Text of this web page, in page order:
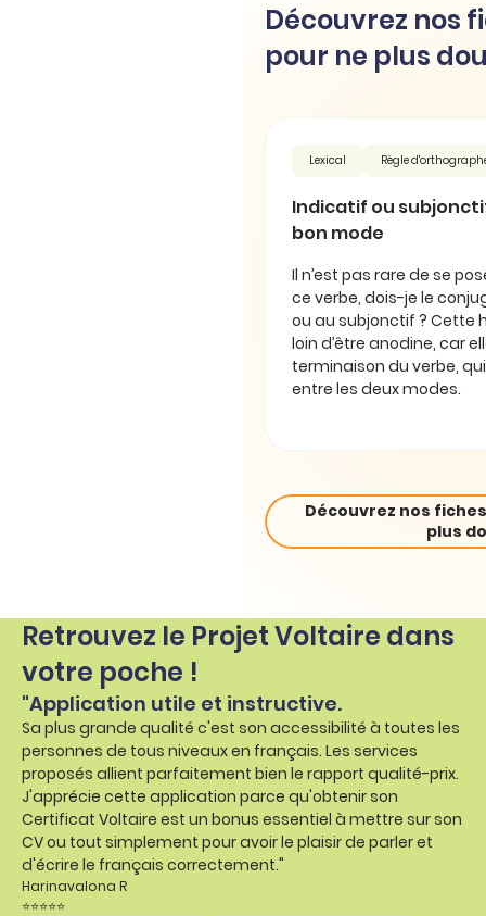
Découvrez nos
pour ne plus
Lexical Règle
Indicatif ou
bon mode
Il n’est pas rare de se
ce verbe, dois-je le
ou au subjonctif ? Cette
loin d’être anodine, car
terminaison du verbe,
entre les deux modes.
Découvrez nos
plus
Retrouvez le Projet Voltaire dans
votre poche !
"Application utile et instructive.
Sa plus grande qualité c'est son accessibilité à toutes les
personnes de tous niveaux en français. Les services
proposés allient parfaitement bien le rapport qualité-prix.
J'apprécie cette application parce qu'obtenir son
Certificat Voltaire est un bonus essentiel à mettre sur son
CV ou tout simplement pour avoir le plaisir de parler et
d'écrire le français correctement."
Harinavalona R
⭐⭐⭐⭐⭐